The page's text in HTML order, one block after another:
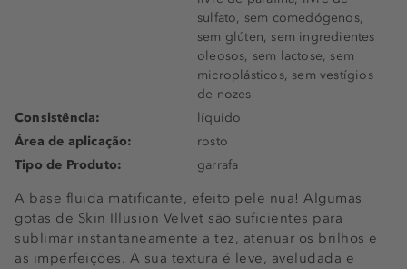
A base fluida matificante, efeito pele nua! Algumas
gotas de Skin Illusion Velvet são suficientes para
sublimar instantaneamente a tez, atenuar os brilhos e
as imperfeições. A sua textura é leve, aveludada e
sulfato, sem comedógenos,
sem glúten, sem ingredientes
oleosos, sem lactose, sem
microplásticos, sem vestígios
de nozes
Consistência:
líquido
Área de aplicação:
rosto
Tipo de Produto:
garrafa